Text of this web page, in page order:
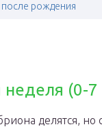
после рождения
неделя (0-
делятся,